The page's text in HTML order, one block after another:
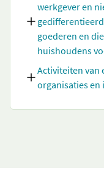
werkgever en
goederen en
huishoudens
Activiteiten
organisaties en